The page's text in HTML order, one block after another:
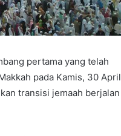
pertama yang telah
pada Kamis, 30 April
transisi jemaah berjalan